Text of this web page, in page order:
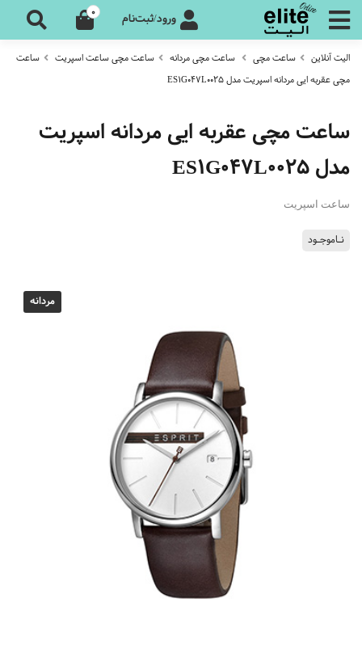
ورود/ثبت‌نام 0
الیت آنلاین ساعت مچی ساعت مچی مردانه ساعت مچی ساعت اسپریت
ساعت
مچی عقربه ایی مردانه اسپریت مدل ES1G047L0025
ساعت مچی عقربه ایی مردانه اسپریت
مدل ES1G047L0025
ساعت اسپریت
نـاموجـود
مردانه